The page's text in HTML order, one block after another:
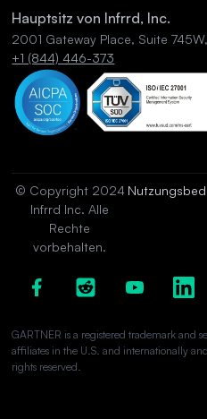
Hauptsitz von Infrrd, Inc.
2001 Gateway Place, Suite
+1 (844) 446-373
© Copyright 2024
Infrrd Inc. Alle
Rechte
vorbehalten.
GARTNER is a registered trademark and
affiliates in the U.S. and internationally
rights reserved.